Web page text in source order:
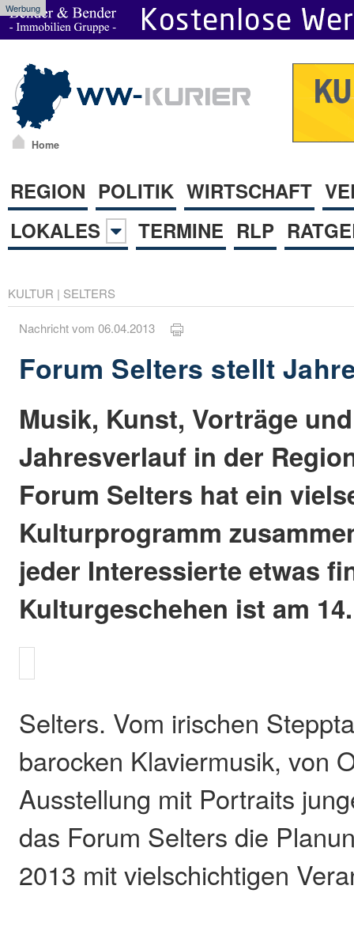
Werbung
Home
REGION POLITIK WIRTSCHAFT
LOKALES
TERMINE RLP
KULTUR | SELTERS
Nachricht vom 06.04.2013
Forum Selters stellt
Musik, Kunst, Vorträge
Jahresverlauf in der
Forum Selters hat ein
Kulturprogramm
jeder Interessierte etwas
Kulturgeschehen ist am
Selters. Vom irischen
barocken Klaviermusik, von
Ausstellung mit Portraits
das Forum Selters die
2013 mit vielschichtigen